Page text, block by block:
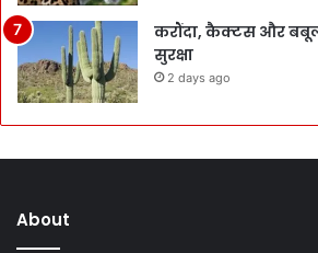
करौंदा, कैक्टस और
सुरक्षा
2 days ago
About